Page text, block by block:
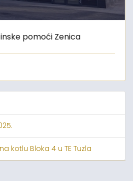
pomoći Zenica
kotlu Bloka 4 u TE Tuzla